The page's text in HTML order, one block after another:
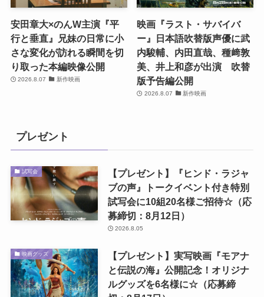
安田章大×のんW主演『平
行と垂直』兄妹の日常に小
さな変化が訪れる瞬間を切
り取った本編映像公開
2026.8.07 新作映画
映画『ラスト・サバイバ
ー』日本語吹替版声優に武
内駿輔、内田直哉、種﨑敦
美、井上和彦が出演 吹替
版予告編公開
2026.8.07 新作映画
プレゼント
試写会
【プレゼント】『ヒンド・ラジャ
ブの声』トークイベント付き特別
試写会に10組20名様ご招待☆（応
募締切：8月12日）
2026.8.05
映画グッズ
【プレゼント】実写映画『モアナ
と伝説の海』公開記念！オリジナ
ルグッズを6名様に☆（応募締